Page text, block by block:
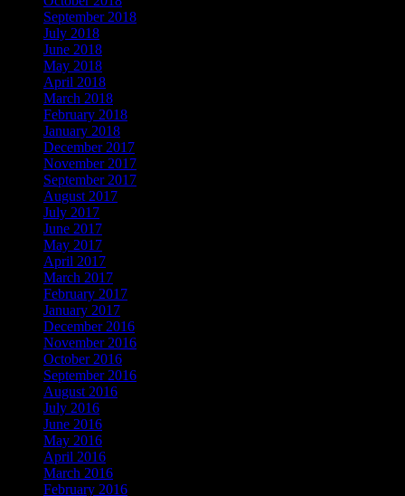
September 2018
July 2018
June 2018
May 2018
April 2018
March 2018
February 2018
January 2018
December 2017
November 2017
September 2017
August 2017
July 2017
June 2017
May 2017
April 2017
March 2017
February 2017
January 2017
December 2016
November 2016
October 2016
September 2016
August 2016
July 2016
June 2016
May 2016
April 2016
March 2016
February 2016